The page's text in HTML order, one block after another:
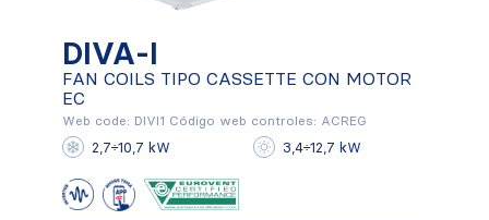
DIVA-I
FAN COILS TIPO CASSETTE CON MOTOR
EC
Web code: DIVI1 Código web controles: ACREG
2,7÷10,7 kW 3,4÷12,7 kW
DIVA-I
MOTOR EC
Conocer más